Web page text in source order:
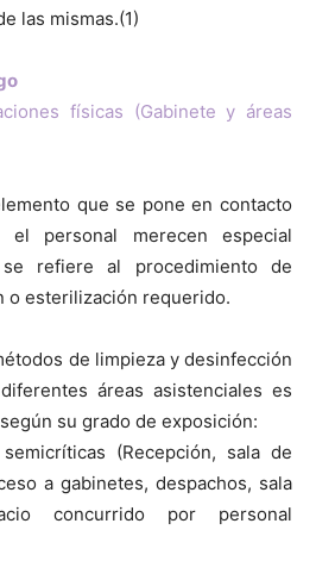
las mismas.(1)
físicas (Gabinete y áreas
que se pone en contacto
personal merecen especial
refiere al procedimiento de
o esterilización requerido.
de limpieza y desinfección
áreas asistenciales es
su grado de exposición:
(Recepción, sala de
a gabinetes, despachos, sala
concurrido por personal